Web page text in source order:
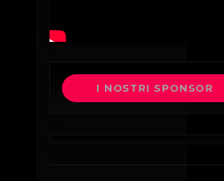
I NOSTRI SPONSOR